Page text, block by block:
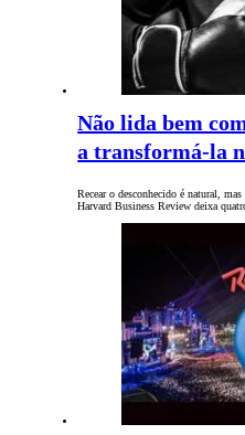
Não lida bem
a transformá-la
Recear o desconhecido é natural,
Harvard Business Review deixa